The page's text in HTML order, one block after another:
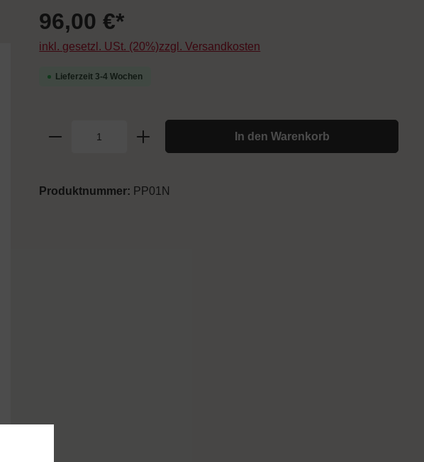
96,00 €*
inkl. gesetzl. USt. (20%)zzgl. Versandkosten
Lieferzeit 3-4 Wochen
In den Warenkorb
Produktnummer: PP01N